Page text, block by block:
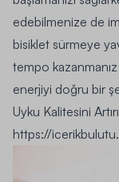
edebilmenize de
bisiklet sürmeye
tempo
enerjiyi doğru bir
Uyku Kalitesini
https://